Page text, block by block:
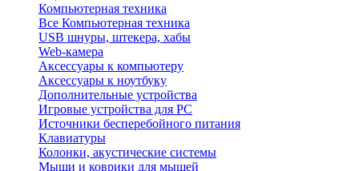
Компьютерная техника
Все Компьютерная техника
USB шнуры, штекера, хабы
Web-камера
Аксессуары к компьютеру
Аксессуары к ноутбуку
Дополнительные устройства
Игровые устройства для PC
Источники бесперебойного питания
Клавиатуры
Колонки, акустические системы
Мыши и коврики для мышей